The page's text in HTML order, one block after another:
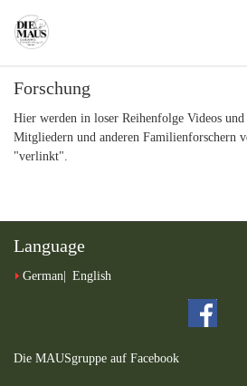
main
Forschung
Hier werden in loser Reihenfolge Videos
Mitgliedern und anderen Familienforschern
"verlinkt".
Language
German English
Die MAUSgruppe auf Facebook